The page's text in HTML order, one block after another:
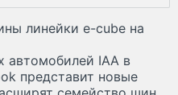
линейки e-cube на
автомобилей IAA в
представит новые